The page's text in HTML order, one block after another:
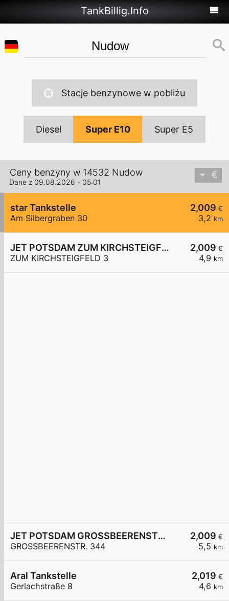
TankBillig.Info
Stacje benzynowe w pobliżu
Diesel Super E10 Super E5
Ceny benzyny w 14532 Nudow
Dane z 09.08.2026 - 05:01
2,009 €
3,2 km
star Tankstelle
Am Silbergraben 30
2,009 €
4,9 km
JET POTSDAM ZUM KIRCHSTEIGFELD 3
ZUM KIRCHSTEIGFELD 3
2,009 €
5,5 km
JET POTSDAM GROSSBEERENSTR. 344
GROSSBEERENSTR. 344
2,019 €
4,6 km
Aral Tankstelle
Gerlachstraße 8